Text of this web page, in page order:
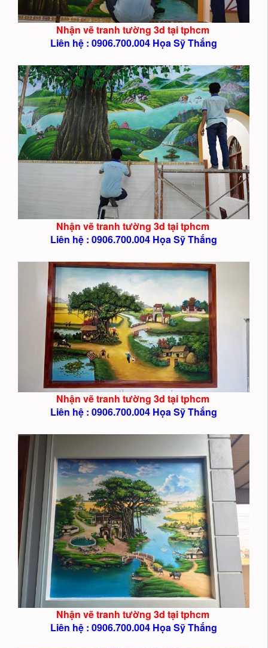
Nhận vẽ tranh tường 3d tại tphcm
Liên hệ : 0906.700.004 Họa Sỹ Thắng
Nhận vẽ tranh tường 3d tại tphcm
Liên hệ : 0906.700.004 Họa Sỹ Thắng
Nhận vẽ tranh tường 3d tại tphcm
Liên hệ : 0906.700.004 Họa Sỹ Thắng
Nhận vẽ tranh tường 3d tại tphcm
Liên hệ : 0906.700.004 Họa Sỹ Thắng